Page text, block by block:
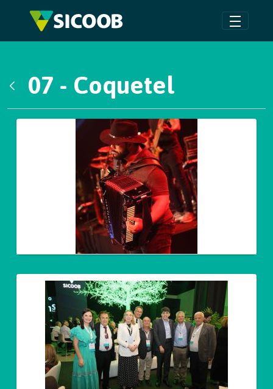
Pular para o Conteúdo principal
07 - Coquetel
Galeria de Mídias